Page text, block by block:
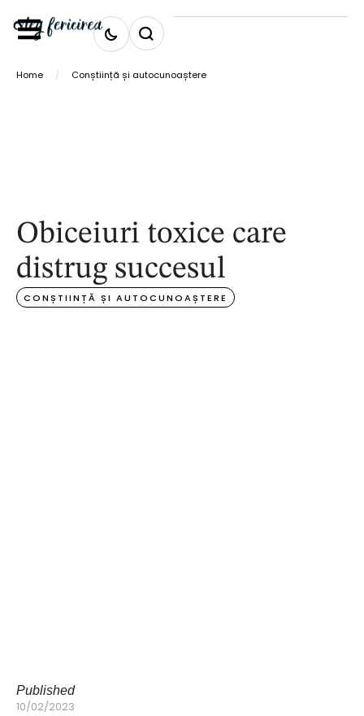
Home / Conștiință și autocunoaștere
Obiceiuri toxice care
distrug succesul
CONȘTIINȚĂ ȘI AUTOCUNOAȘTERE
Published
10/02/2023